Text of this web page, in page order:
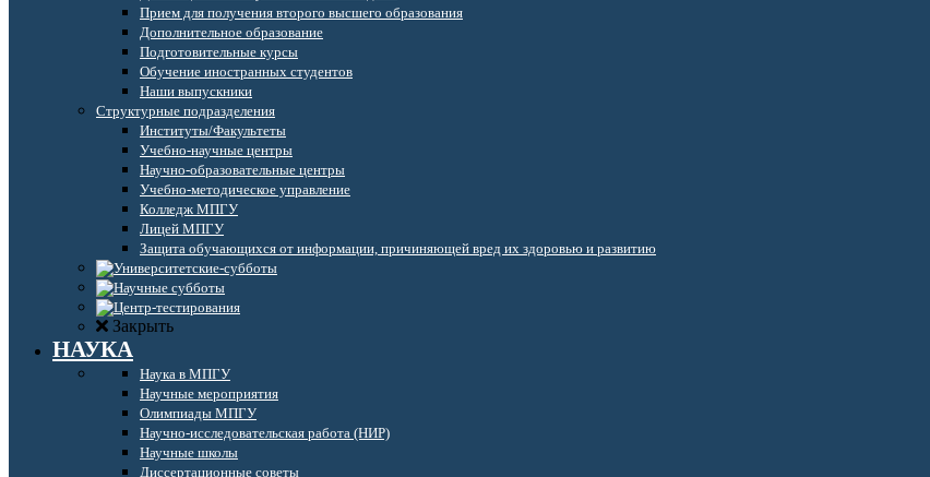
Прием для получения второго высшего образования
Дополнительное образование
Подготовительные курсы
Обучение иностранных студентов
Наши выпускники
Структурные подразделения
Институты/Факультеты
Учебно-научные центры
Научно-образовательные центры
Учебно-методическое управление
Колледж МПГУ
Лицей МПГУ
Защита обучающихся от информации, причиняющей вред их здоровью и развитию
Закрыть
НАУКА
Наука в МПГУ
Научные мероприятия
Олимпиады МПГУ
Научно-исследовательская работа (НИР)
Научные школы
Диссертационные советы